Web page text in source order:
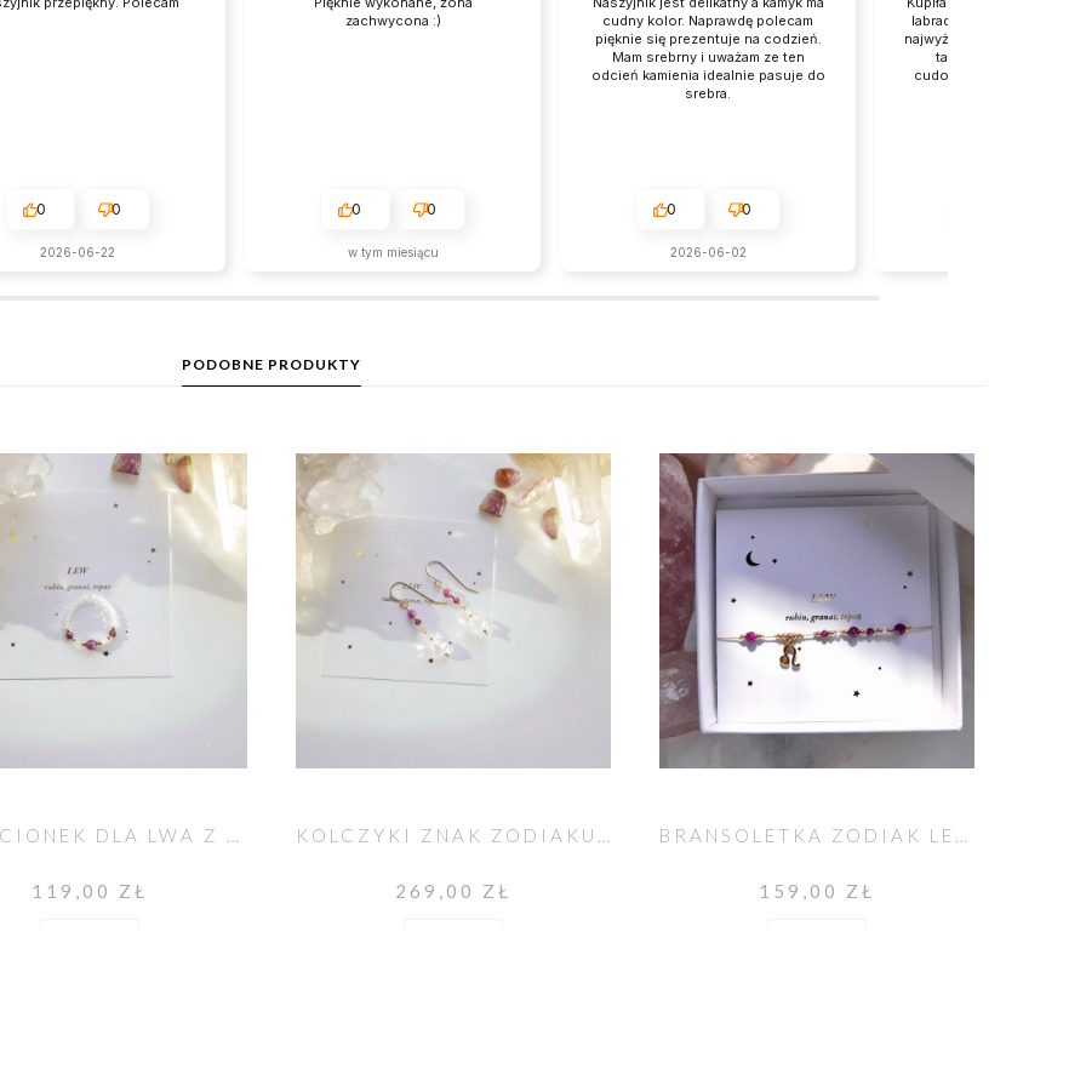
0 0
2026-06-22
zachwycona :)
0 0
w tym miesiącu
cudny kolor. Naprawdę polecam
pięknie się prezentuje na codzień.
Mam srebrny i uważam ze ten
odcień kamienia idealnie pasuje do
srebra.
0 0
2026-06-02
labradorytem. Jakość
najwyższa, subtelność i
taka jak lubię.
cudownie. Po prostu
PODOBNE PRODUKTY
PIERŚCIONEK DLA LWA Z KAMIENIAMI NATURALNYMI
119,00 ZŁ
KOLCZYKI ZNAK ZODIAKU LEW
269,00 ZŁ
BRANSOLETKA ZODIAK LEW
159,00 ZŁ